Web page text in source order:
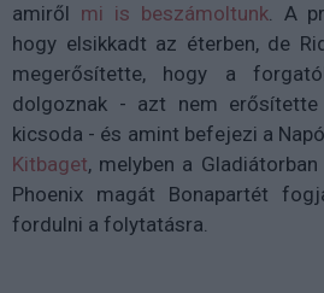
amiről mi is beszámoltunk. A
hogy elsikkadt az éterben, de
megerősítette, hogy a
dolgoznak - azt nem
kicsoda - és amint befejezi a
Kitbaget, melyben a
Phoenix magát Bonapartét
fordulni a folytatásra.